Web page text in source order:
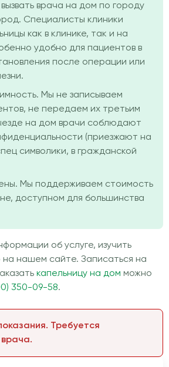
врача на дом по городу
Специалисты клиники
как в клинике, так и на
удобно для пациентов в
после операции или
Мы не записываем
не передаем их третьим
на дом врачи соблюдают
(приезжают на
символики, в гражданской
Мы поддерживаем стоимость
доступном для большинства
об услуге, изучить
на нашем сайте. Записаться на
капельницу на дом можно
350-09-58.
Требуется
врача.